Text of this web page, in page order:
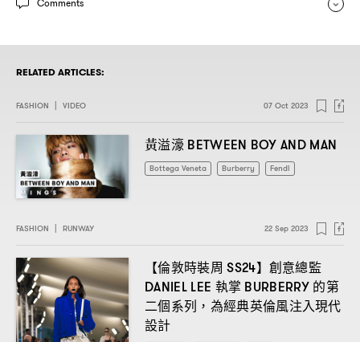
Comments
RELATED ARTICLES:
FASHION VIDEO 07 Oct 2023
黃溢濠BETWEEN BOY AND MAN
Bottega Veneta Burberry Fendi
FASHION RUNWAY 22 Sep 2023
【倫敦時裝周 SS24】創意總監
DANIEL LEE 執掌 BURBERRY 的第
二個系列 ， 為經典英倫風注入現代
設計